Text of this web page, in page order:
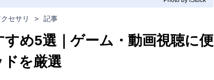
セサリ > 記事
め5選｜ゲーム・動画視聴に便
を厳選